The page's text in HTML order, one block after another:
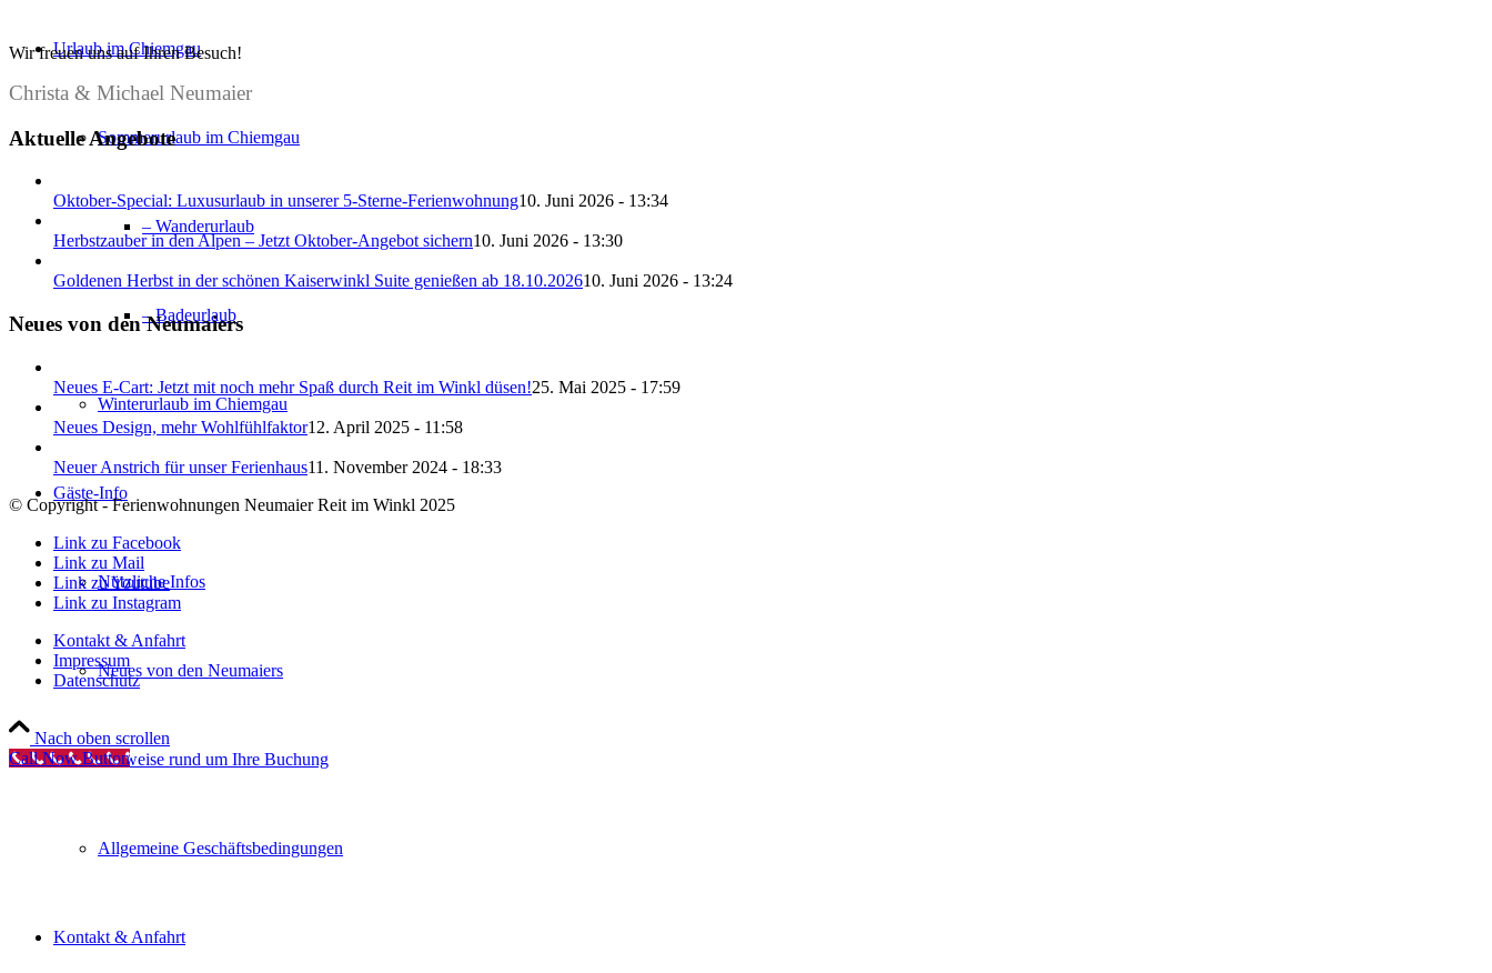
Urlaub im Chiemgau
Sommerurlaub im Chiemgau
– Wanderurlaub
– Badeurlaub
Winterurlaub im Chiemgau
Gäste-Info
Nützliche Infos
Neues von den Neumaiers
Hinweise rund um Ihre Buchung
Allgemeine Geschäftsbedingungen
Kontakt & Anfahrt
Wir freuen uns auf Ihren Besuch!
Christa & Michael Neumaier
Aktuelle Angebote
Oktober-Special: Luxusurlaub in unserer 5-Sterne-Ferienwohnung10. Juni 2026 - 13:34
Herbstzauber in den Alpen – Jetzt Oktober-Angebot sichern10. Juni 2026 - 13:30
Goldenen Herbst in der schönen Kaiserwinkl Suite genießen ab 18.10.202610. Juni 2026 - 13:24
Neues von den Neumaiers
Neues E-Cart: Jetzt mit noch mehr Spaß durch Reit im Winkl düsen!25. Mai 2025 - 17:59
Neues Design, mehr Wohlfühlfaktor12. April 2025 - 11:58
Neuer Anstrich für unser Ferienhaus11. November 2024 - 18:33
© Copyright - Ferienwohnungen Neumaier Reit im Winkl 2025
Link zu Facebook
Link zu Mail
Link zu Youtube
Link zu Instagram
Kontakt & Anfahrt
Impressum
Datenschutz
Nach oben scrollen
Call Now Button